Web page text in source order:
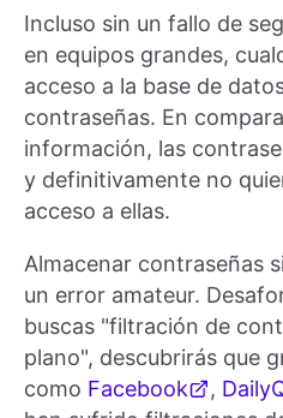
Incluso sin un fallo de
en equipos grandes,
acceso a la base de
contraseñas. En
información, las
y definitivamente no
acceso a ellas.
Almacenar contraseñas
un error amateur.
buscas "filtración de
plano", descubrirás que
como Facebook ,